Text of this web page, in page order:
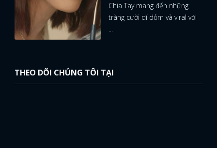
Chia Tay mang đến những
tràng cười dí dỏm và viral với
...
THEO DÕI CHÚNG TÔI TẠI